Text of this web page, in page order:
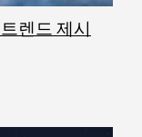
렌드 제시